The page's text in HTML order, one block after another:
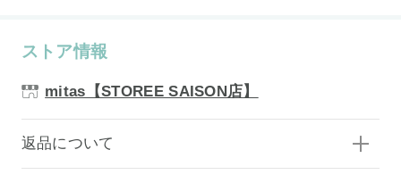
ストア情報
mitas【STOREE SAISON店】
返品について